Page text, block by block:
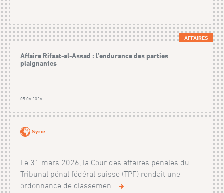
AFFAIRES
Affaire Rifaat-al-Assad : l’endurance des parties
plaignantes
05.06.2026
Syrie
Le 31 mars 2026, la Cour des affaires pénales du
Tribunal pénal fédéral suisse (TPF) rendait une
ordonnance de classemen...